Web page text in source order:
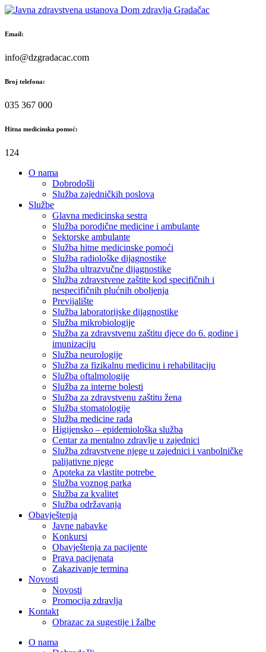
Skip
content
Email:
info@dzgradacac.com
Broj telefona:
035 367 000
Hitna medicinska pomoć:
124
O nama
Dobrodošli
Služba zajedničkih poslova
Službe
Glavna medicinska sestra
Služba porodične medicine i ambulante
Sektorske ambulante
Služba hitne medicinske pomoći
Služba radiološke dijagnostike
Služba ultrazvučne dijagnostike
Služba zdravstvene zaštite kod specifičnih i
nespecifičnih plućnih oboljenja
Previjalište
Služba laboratorijske dijagnostike
Služba mikrobiologije
Služba za zdravstvenu zaštitu djece do 6. godine i
imunizaciju
Služba neurologije
Služba za fizikalnu medicinu i rehabilitaciju
Služba oftalmologije
Služba za interne bolesti
Služba za zdravstvenu zaštitu žena
Služba stomatologije
Služba medicine rada
Higijensko – epidemiološka služba
Centar za mentalno zdravlje u zajednici
Služba zdravstvene njege u zajednici i vanbolničke
palijativne njege
Apoteka za vlastite potrebe
Služba voznog parka
Služba za kvalitet
Služba održavanja
Obavještenja
Javne nabavke
Konkursi
Obavještenja za pacijente
Prava pacijenata
Zakazivanje termina
Novosti
Novosti
Promocija zdravlja
Kontakt
Obrazac za sugestije i žalbe
O nama